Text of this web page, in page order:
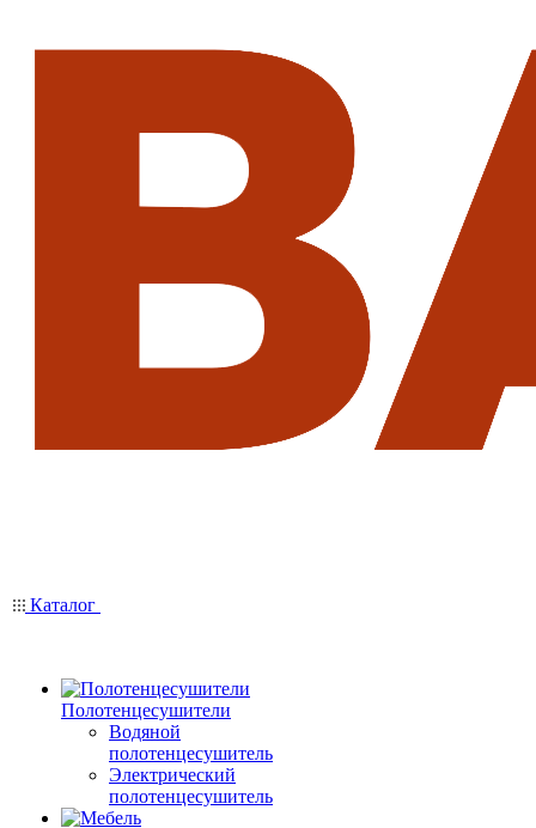
Каталог
Полотенцесушители
Водяной
полотенцесушитель
Электрический
полотенцесушитель